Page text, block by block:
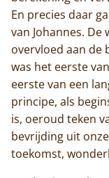
En precies daar
van Johannes. De
overvloed aan de
was het eerste
eerste van een
principe, als
is, oeroud teken
bevrijding uit
toekomst,